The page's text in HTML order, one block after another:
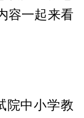
容一起来看
院中小学教